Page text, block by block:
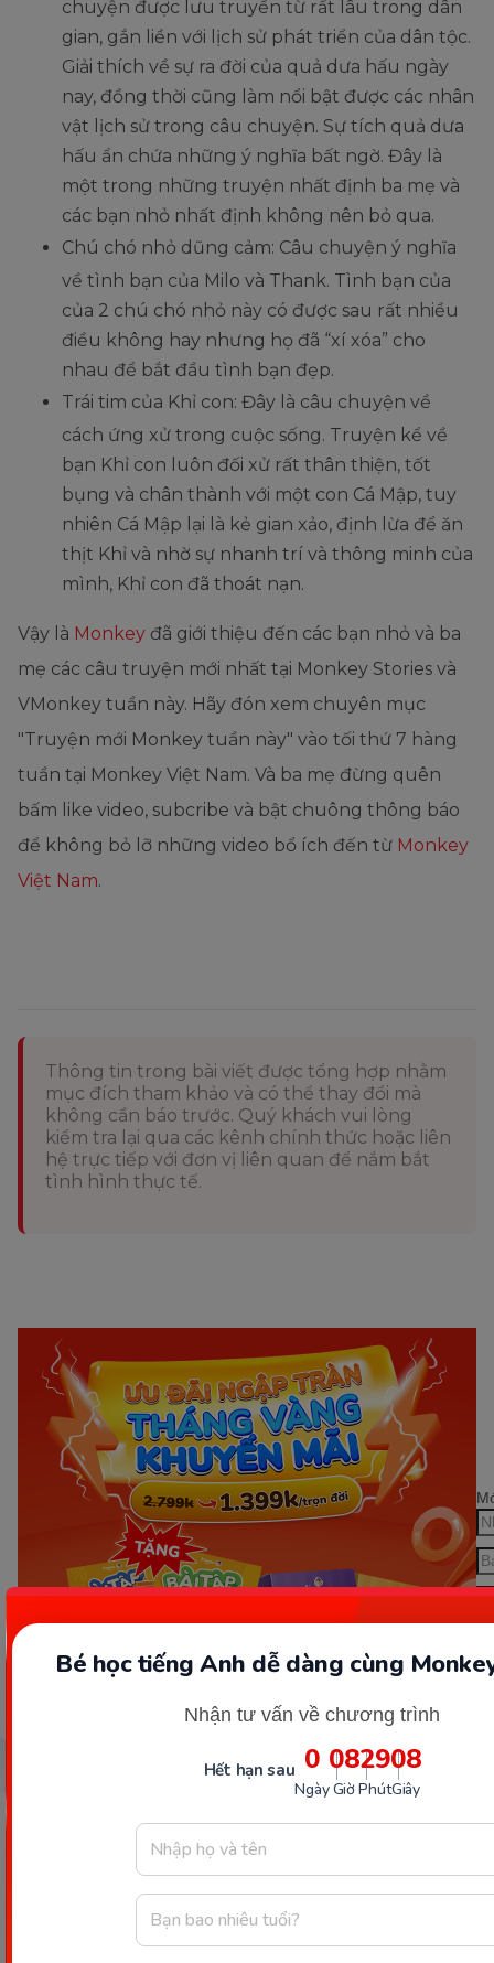
Bé học tiếng Anh dễ dàng cùng
Nhận tư vấn về chương trình
Hết hạn sau 0
Ngày
08
Giờ
29
Phút
07
Giây
chuyện được lưu truyền từ rất lâu trong dân
gian, gắn liền với lịch sử phát triển của dân tộc.
Giải thích về sự ra đời của quả dưa hấu ngày
nay, đồng thời cũng làm nổi bật được các nhân
vật lịch sử trong câu chuyện. Sự tích quả dưa
hấu ẩn chứa những ý nghĩa bất ngờ. Đây là
một trong những truyện nhất định ba mẹ và
các bạn nhỏ nhất định không nên bỏ qua.
Chú chó nhỏ dũng cảm: Câu chuyện ý nghĩa
về tình bạn của Milo và Thank. Tình bạn của
của 2 chú chó nhỏ này có được sau rất nhiều
điều không hay nhưng họ đã “xí xóa” cho
nhau để bắt đầu tình bạn đẹp.
Trái tim của Khỉ con: Đây là câu chuyện về
cách ứng xử trong cuộc sống. Truyện kể về
bạn Khỉ con luôn đối xử rất thân thiện, tốt
bụng và chân thành với một con Cá Mập, tuy
nhiên Cá Mập lại là kẻ gian xảo, định lừa để ăn
thịt Khỉ và nhờ sự nhanh trí và thông minh của
mình, Khỉ con đã thoát nạn.
Vậy là Monkey đã giới thiệu đến các bạn nhỏ và ba
mẹ các câu truyện mới nhất tại Monkey Stories và
VMonkey tuần này. Hãy đón xem chuyên mục
"Truyện mới Monkey tuần này" vào tối thứ 7 hàng
tuần tại Monkey Việt Nam. Và ba mẹ đừng quên
bấm like video, subcribe và bật chuông thông báo
để không bỏ lỡ những video bổ ích đến từ Monkey
Việt Nam.
Thông tin trong bài viết được tổng hợp nhằm
mục đích tham khảo và có thể thay đổi mà
không cần báo trước. Quý khách vui lòng
kiểm tra lại qua các kênh chính thức hoặc liên
hệ trực tiếp với đơn vị liên quan để nắm bắt
tình hình thực tế.
Công ty Cổ phần Early Start
1900 63 60 52